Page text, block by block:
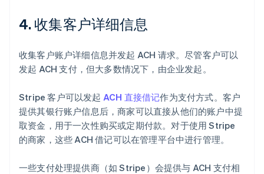
4. 收集客户详细信息
收集客户账户详细信息并发起 ACH 请求。尽管客户可以
发起 ACH 支付，但大多数情况下，由企业发起。
Stripe 客户可以发起 ACH 直接借记作为支付方式。客户
提供其银行账户信息后，商家可以直接从他们的账户中提
取资金，用于一次性购买或定期付款。对于使用 Stripe
的商家，这些 ACH 借记可以在管理平台中进行管理。
一些支付处理提供商（如 Stripe）会提供与 ACH 支付相